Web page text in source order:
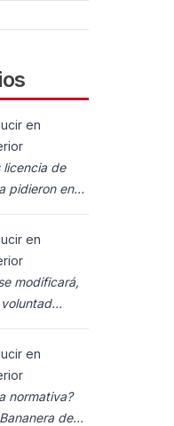
en
licencia de
pidieron en
en
modificará,
en
normativa?
de